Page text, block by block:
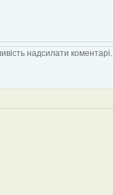
надсилати коментарі.